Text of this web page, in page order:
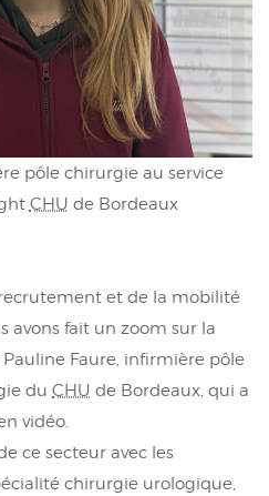
pôle chirurgie au service
CHU de Bordeaux
et de la mobilité
avons fait un zoom sur la
Faure, infirmière pôle
du CHU de Bordeaux, qui a
vidéo.
ce secteur avec les
chirurgie urologique,